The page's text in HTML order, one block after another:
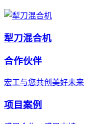
犁刀混合机
合作伙伴
宏工与您共创美好未来
项目案例